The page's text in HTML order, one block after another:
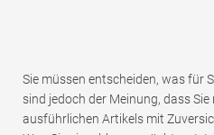
Sie müssen entscheiden, was für
sind jedoch der Meinung, dass
ausführlichen Artikels mit